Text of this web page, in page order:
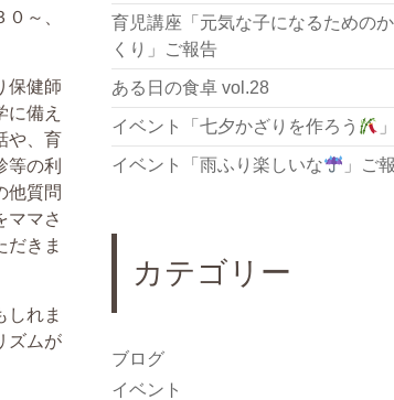
～、
保健師
に備え
や、育
等の利
他質問
ママさ
だきま
しれま
ズムが
育児講座「元気な子になるための
くり」ご報告
ある日の食卓 vol.28
イベント「七夕かざりを作ろう
イベント「雨ふり楽しいな 」ご
カテゴリー
ブログ
イベント